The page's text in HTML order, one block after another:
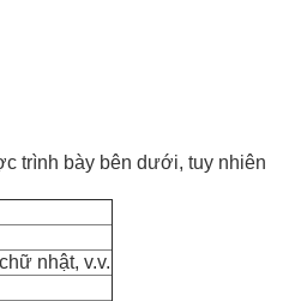
trình bày bên dưới, tuy nhiên
nhật, v.v.